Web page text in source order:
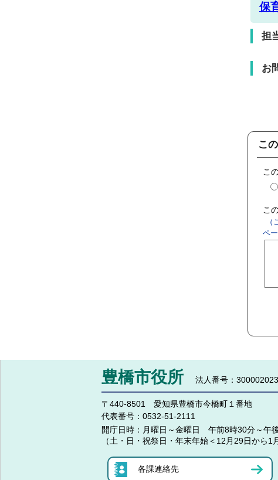
保
担
お
こ
こ
こ
ペ
豊橋市役所 法人番号：
〒440-8501 愛知県豊橋市今橋町１番地
代表番号： 0532-51-2111
開庁日時： 月曜日～金曜日 午前8時30分～午
（土・日・祝祭日・年末年始＜12月29日から1
各課連絡先